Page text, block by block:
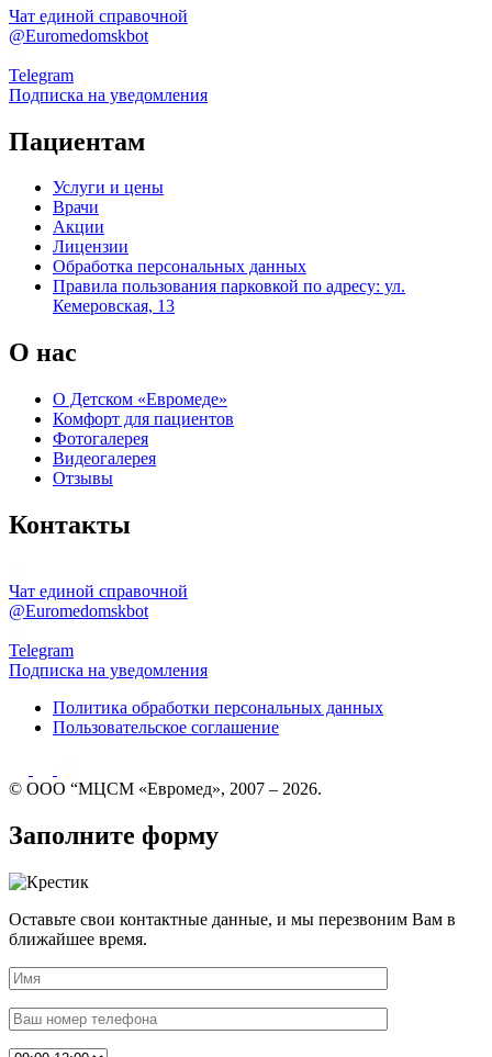
Чат единой справочной
@Euromedomskbot
Telegram
Подписка на уведомления
Пациентам
Услуги и цены
Врачи
Акции
Лицензии
Обработка персональных данных
Правила пользования парковкой по адресу: ул.
Кемеровская, 13
О нас
О Детском «Евромеде»
Комфорт для пациентов
Фотогалерея
Видеогалерея
Отзывы
Контакты
Чат единой справочной
@Euromedomskbot
Telegram
Подписка на уведомления
Политика обработки персональных данных
Пользовательское соглашение
© ООО “МЦСМ «Евромед», 2007 – 2026.
Заполните форму
Оставьте свои контактные данные, и мы перезвоним Вам в
ближайшее время.